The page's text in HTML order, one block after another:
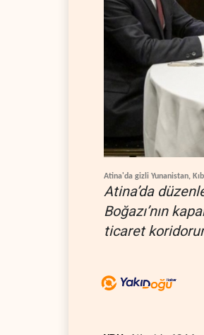
Atina'da gizli Yunanistan,
Atina’da
Boğazı’nın
ticaret